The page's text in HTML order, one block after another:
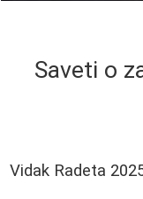
Saveti o
Vidak Radeta